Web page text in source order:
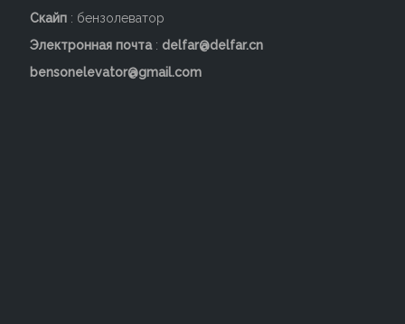
Заводское введение:
Скайп : бензолеватор
Электронная почта: delfar@delfar.cn
bensonelevator@gmail.com